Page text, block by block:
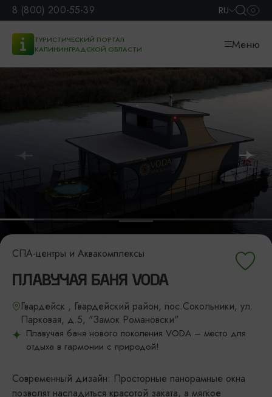
8 (800) 200-55-39 RU
ТУРИСТИЧЕСКИЙ ПОРТАЛ
КАЛИНИНГРАДСКОЙ ОБЛАСТИ
Меню
СПА-центры и Аквакомплексы
ПЛАВУЧАЯ БАНЯ VODA
Гвардейск , Гвардейский район, пос.Сокольники, ул.
Парковая, д.5, "Замок Романовски"
Плавучая баня нового поколения VODA – место для
отдыха в гармонии с природой!
Современный дизайн: Просторные панорамные окна
позволят насладиться красотой заката, а мягкое